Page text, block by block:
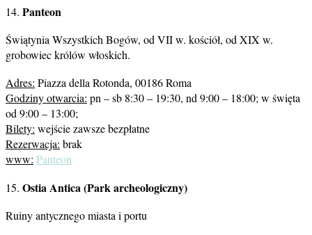
14. Panteon
Świątynia Wszystkich Bogów, od VII w. kościół, od XIX w.
grobowiec królów włoskich.
Adres: Piazza della Rotonda, 00186 Roma
Godziny otwarcia: pn – sb 8:30 – 19:30, nd 9:00 – 18:00; w święta
od 9:00 – 13:00;
Bilety: wejście zawsze bezpłatne
Rezerwacja: brak
www: Panteon
15. Ostia Antica (Park archeologiczny)
Ruiny antycznego miasta i portu